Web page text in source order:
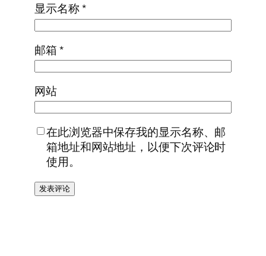
显示名称*
邮箱*
网站
在此浏览器中保存我的显示名称、邮
箱地址和网站地址，以便下次评论时
使用。